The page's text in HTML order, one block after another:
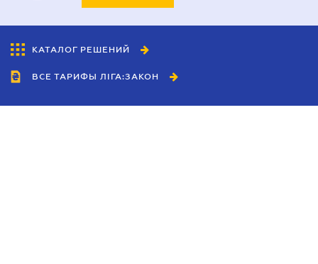
КАТАЛОГ РЕШЕНИЙ
ВСЕ ТАРИФЫ ЛІГА:ЗАКОН